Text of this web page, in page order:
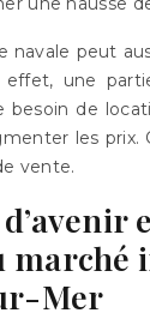
navale peut
une
besoin de
les prix.
vente.
Mer